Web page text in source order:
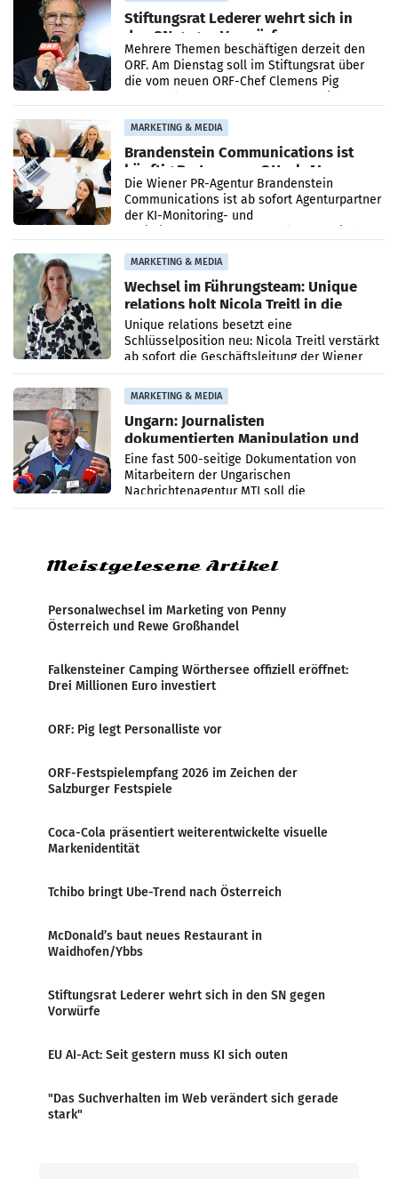
Stiftungsrat Lederer wehrt sich in
den SN gegen Vorwürfe
Mehrere Themen beschäftigen derzeit den
ORF. Am Dienstag soll im Stiftungsrat über
die vom neuen ORF-Chef Clemens Pig
MARKETING & MEDIA
Brandenstein Communications ist
künftig Partner von OtterlyAI
Die Wiener PR-Agentur Brandenstein
Communications ist ab sofort Agenturpartner
der KI-Monitoring- und
MARKETING & MEDIA
Wechsel im Führungsteam: Unique
relations holt Nicola Treitl in die
Geschäftsleitung
Unique relations besetzt eine
Schlüsselposition neu: Nicola Treitl verstärkt
ab sofort die Geschäftsleitung der Wiener
PR-Agentur an der Seite von Josef Kalina und
Anna Kalina-Mahr.
MARKETING & MEDIA
Ungarn: Journalisten
dokumentierten Manipulation und
Zensur
Eine fast 500-seitige Dokumentation von
Mitarbeitern der Ungarischen
Nachrichtenagentur MTI soll die
systematische Nachrichten-Manipulation und
Meistgelesene Artikel
Personalwechsel im Marketing von Penny
Österreich und Rewe Großhandel
Falkensteiner Camping Wörthersee offiziell eröffnet:
Drei Millionen Euro investiert
ORF: Pig legt Personalliste vor
ORF-Festspielempfang 2026 im Zeichen der
Salzburger Festspiele
Coca-Cola präsentiert weiterentwickelte visuelle
Markenidentität
Tchibo bringt Ube-Trend nach Österreich
McDonald’s baut neues Restaurant in
Waidhofen/Ybbs
Stiftungsrat Lederer wehrt sich in den SN gegen
Vorwürfe
EU AI-Act: Seit gestern muss KI sich outen
"Das Suchverhalten im Web verändert sich gerade
stark"